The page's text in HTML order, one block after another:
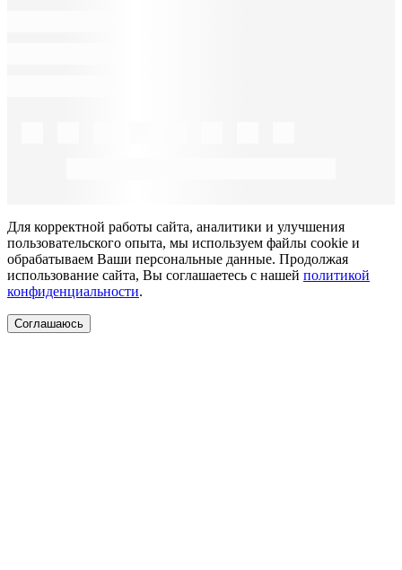
Для корректной работы сайта, аналитики и улучшения
пользовательского опыта, мы используем файлы cookie и
обрабатываем Ваши персональные данные. Продолжая
использование сайта, Вы соглашаетесь с нашей политикой
конфиденциальности.
Соглашаюсь